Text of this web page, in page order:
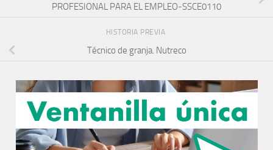
PROFESIONAL PARA EL EMPLEO-SSCE0110
HISTORIA PREVIA
Técnico de granja. Nutreco